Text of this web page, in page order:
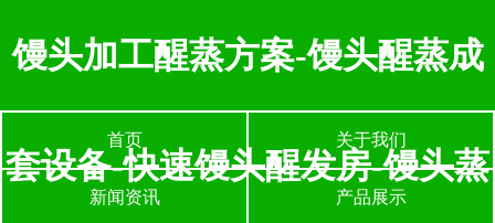
馒头加工醒蒸方案-馒头醒蒸成
套设备-快速馒头醒发房-馒头蒸
首页 关于我们
新闻资讯 产品展示